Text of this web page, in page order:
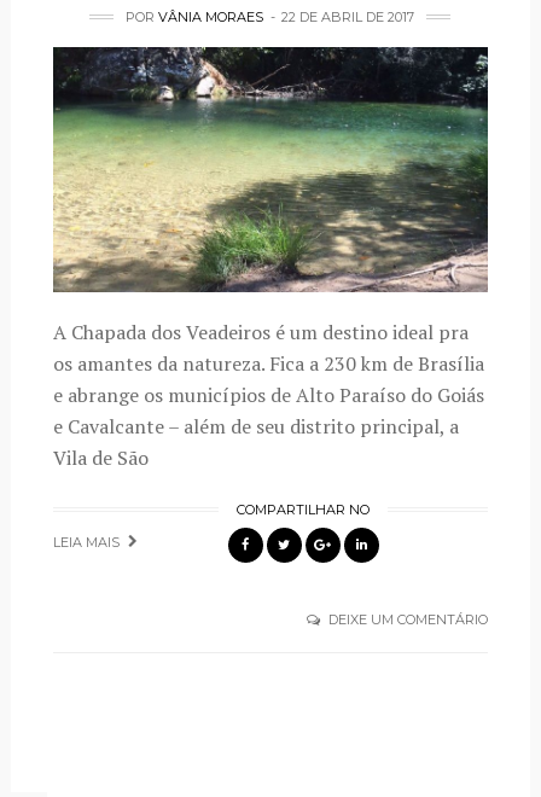
PORVÂNIA MORAES 22 DE ABRIL DE 2017
A Chapada dos Veadeiros é um destino ideal pra
os amantes da natureza. Fica a 230 km de Brasília
e abrange os municípios de Alto Paraíso do Goiás
e Cavalcante – além de seu distrito principal, a
Vila de São
LEIA MAIS
COMPARTILHAR NO
DEIXE UM COMENTÁRIO